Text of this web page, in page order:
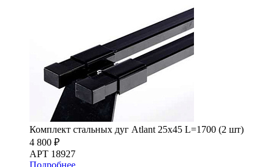
Комплект стальных дуг Atlant 25х45 L=1700 (2 шт)
4 800 ₽
АРТ 18927
Подробнее